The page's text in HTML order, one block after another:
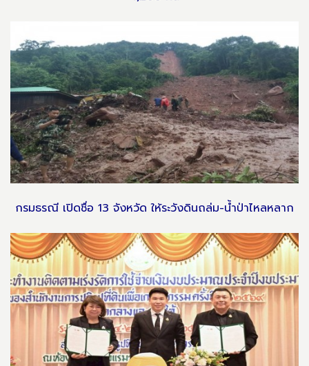
กรมธรณี เปิดชื่อ 13 จังหวัด ให้ระวังดินถล่ม-น้ำป่าไหลหลาก